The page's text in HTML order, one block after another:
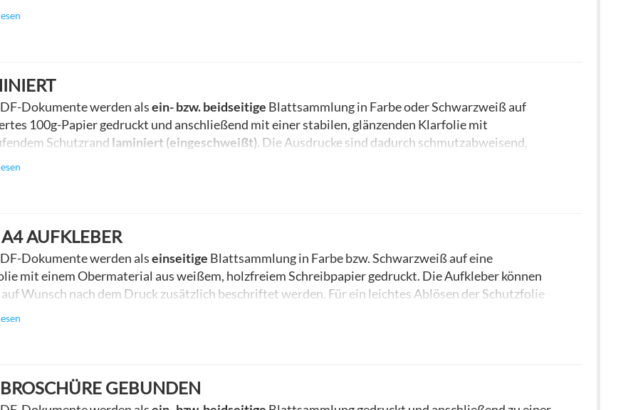
(geschlossen).
Dokumente werden alsein- bzw. beidseitige Blattsammlung in Farbe oder Schwarzweiß auf
100g-Papier gedruckt und anschließend mit einer stabilen, glänzenden Klarfolie mit
Schutzrand laminiert (eingeschweißt). Die Ausdrucke sind dadurch schmutzabweisend,
und wasserfest. Der Druck erfolgt mit einem Rand von maximal 5 mm. Legen Sie daher Ihre
AUFKLEBER
Dokumente werden alseinseitige Blattsammlung in Farbe bzw. Schwarzweiß auf eine
mit einem Obermaterial aus weißem, holzfreiem Schreibpapier gedruckt. Die Aufkleber können
Wunsch nach dem Druck zusätzlich beschriftet werden. Für ein leichtes Ablösen der Schutzfolie
Rückseite ist der Aufklebers geschlitzt. Er ist permanent klebend und lässt sich
GEBUNDEN